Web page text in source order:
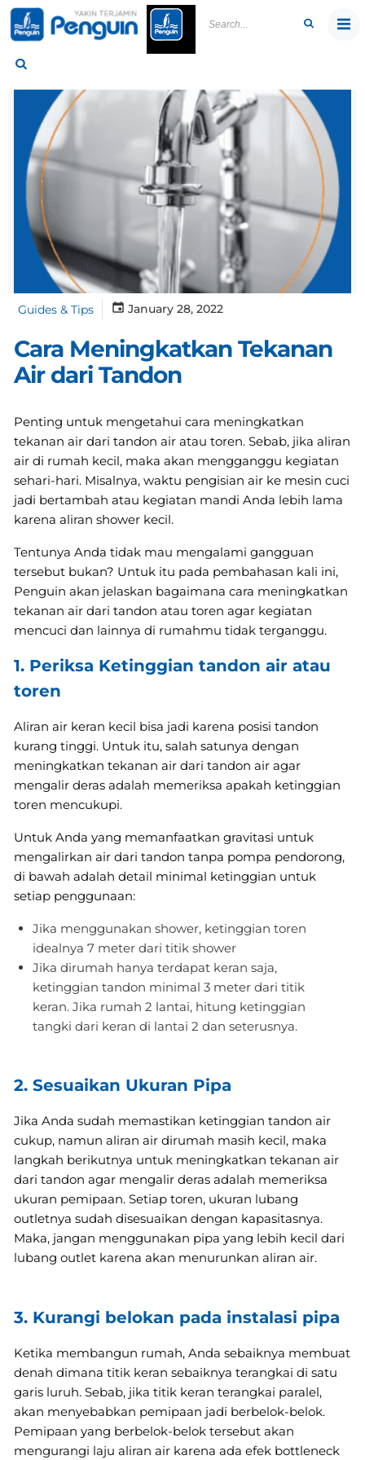
Skip
content
Guides & Tips January 28, 2022
Cara Meningkatkan Tekanan
Air dari Tandon
Penting untuk mengetahui cara meningkatkan
tekanan air dari tandon air atau toren. Sebab, jika aliran
air di rumah kecil, maka akan mengganggu kegiatan
sehari-hari. Misalnya, waktu pengisian air ke mesin cuci
jadi bertambah atau kegiatan mandi Anda lebih lama
karena aliran shower kecil.
Tentunya Anda tidak mau mengalami gangguan
tersebut bukan? Untuk itu pada pembahasan kali ini,
Penguin akan jelaskan bagaimana cara meningkatkan
tekanan air dari tandon atau toren agar kegiatan
mencuci dan lainnya di rumahmu tidak terganggu.
1. Periksa Ketinggian tandon air atau
toren
Aliran air keran kecil bisa jadi karena posisi tandon
kurang tinggi. Untuk itu, salah satunya dengan
meningkatkan tekanan air dari tandon air agar
mengalir deras adalah memeriksa apakah ketinggian
toren mencukupi.
Untuk Anda yang memanfaatkan gravitasi untuk
mengalirkan air dari tandon tanpa pompa pendorong,
di bawah adalah detail minimal ketinggian untuk
setiap penggunaan:
Jika menggunakan shower, ketinggian toren
idealnya 7 meter dari titik shower
Jika dirumah hanya terdapat keran saja,
ketinggian tandon minimal 3 meter dari titik
keran. Jika rumah 2 lantai, hitung ketinggian
tangki dari keran di lantai 2 dan seterusnya.
2. Sesuaikan Ukuran Pipa
Jika Anda sudah memastikan ketinggian tandon air
cukup, namun aliran air dirumah masih kecil, maka
langkah berikutnya untuk meningkatkan tekanan air
dari tandon agar mengalir deras adalah memeriksa
ukuran pemipaan. Setiap toren, ukuran lubang
outletnya sudah disesuaikan dengan kapasitasnya.
Maka, jangan menggunakan pipa yang lebih kecil dari
lubang outlet karena akan menurunkan aliran air.
3. Kurangi belokan pada instalasi pipa
Ketika membangun rumah, Anda sebaiknya membuat
denah dimana titik keran sebaiknya terangkai di satu
garis luruh. Sebab, jika titik keran terangkai paralel,
akan menyebabkan pemipaan jadi berbelok-belok.
Pemipaan yang berbelok-belok tersebut akan
mengurangi laju aliran air karena ada efek bottleneck